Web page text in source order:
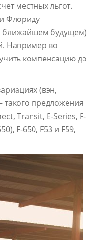
местных льгот.
Флориду
ближайшем будущем)
Например во
компенсацию до
(вэн,
такого предложения
Transit, E-Series, F-
F-650, F53 и F59,